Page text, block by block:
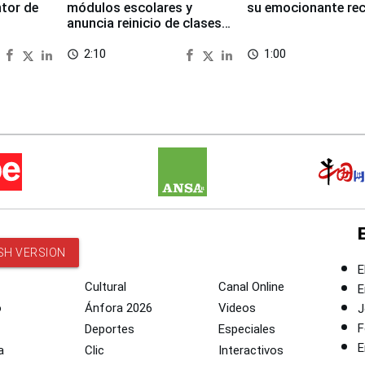
de
módulos escolares y
anuncia reinicio de clases
access_time 2:10
su emocionante
access_time 1:00
VERSION
Cultural
Ánfora 2026
Deportes
Clic
Canal Online
Videos
Especiales
Interactivos